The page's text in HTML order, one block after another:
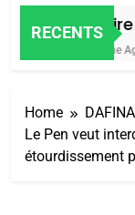
RECENTS
Histoire
1 Semaine Ago
Home
DAFINA
Le Pen veut
étourdissement